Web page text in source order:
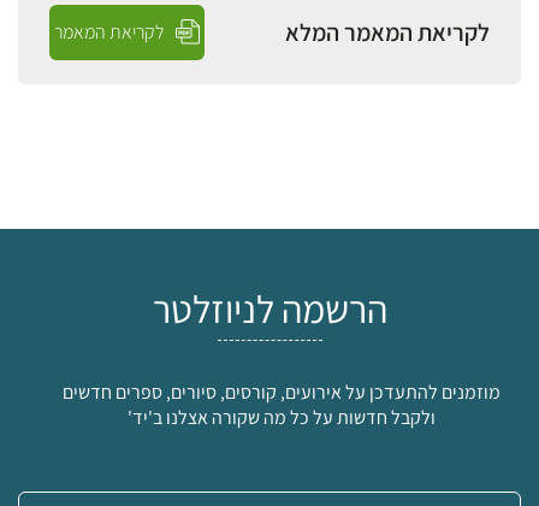
לקריאת המאמר המלא לקריאת המאמר
הרשמה לניוזלטר
מוזמנים להתעדכן על אירועים, קורסים, סיורים, ספרים חדשים
ולקבל חדשות על כל מה שקורה אצלנו ב'יד'